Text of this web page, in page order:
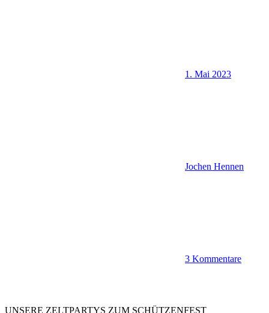
1. Mai 2023
Jochen Hennen
3 Kommentare
UNSERE ZELTPARTYS ZUM SCHÜTZENFEST